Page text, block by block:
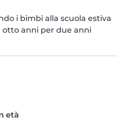
i bimbi alla scuola estiva
otto anni per due anni
età